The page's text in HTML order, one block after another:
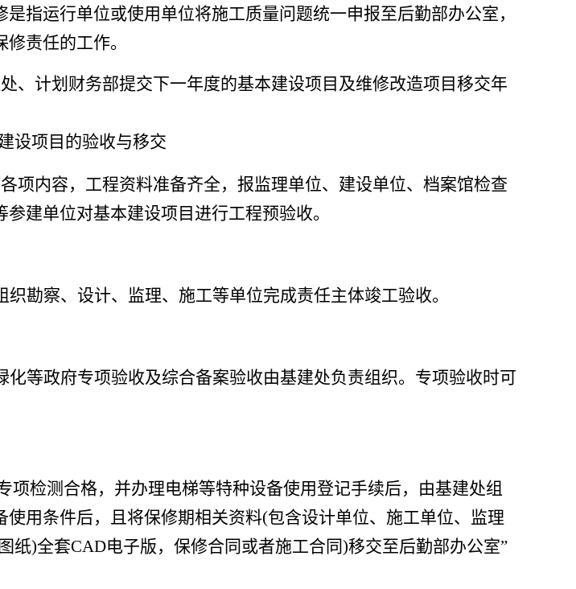
指运行单位或使用单位将施工质量问题统一申报至后勤部办公室，
责任的工作。
、计划财务部提交下一年度的基本建设项目及维修改造项目移交年
设项目 的验收与移交
项内容，工程资料准备齐全，报监理单位、建设单位、档案馆检查
建单位对基本建设项目进行工程预验收。
勘察、设计、监理、施工等单位完成责任主体竣工验收。
等政府专项验收及综合备案验收由基建处负责组织。专项验收时可
检测合格，并办理电梯等特种设备使用登记手续后，由基建处组
用条件后，且将保修期相关资料(包含设计单位、施工单位、监理
)全套CAD电子版，保修合同或者施工合同)移交至后勤部办公室”